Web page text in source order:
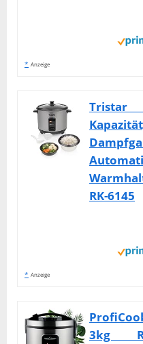
* Anzeige
Tristar
RK-6145
* Anzeige
3kg